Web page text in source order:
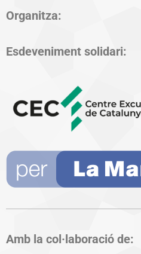
Organitza:
Esdeveniment solidari:
Amb la col·laboració de: